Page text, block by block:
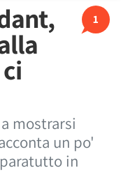
1
mostrarsi
un po'
in